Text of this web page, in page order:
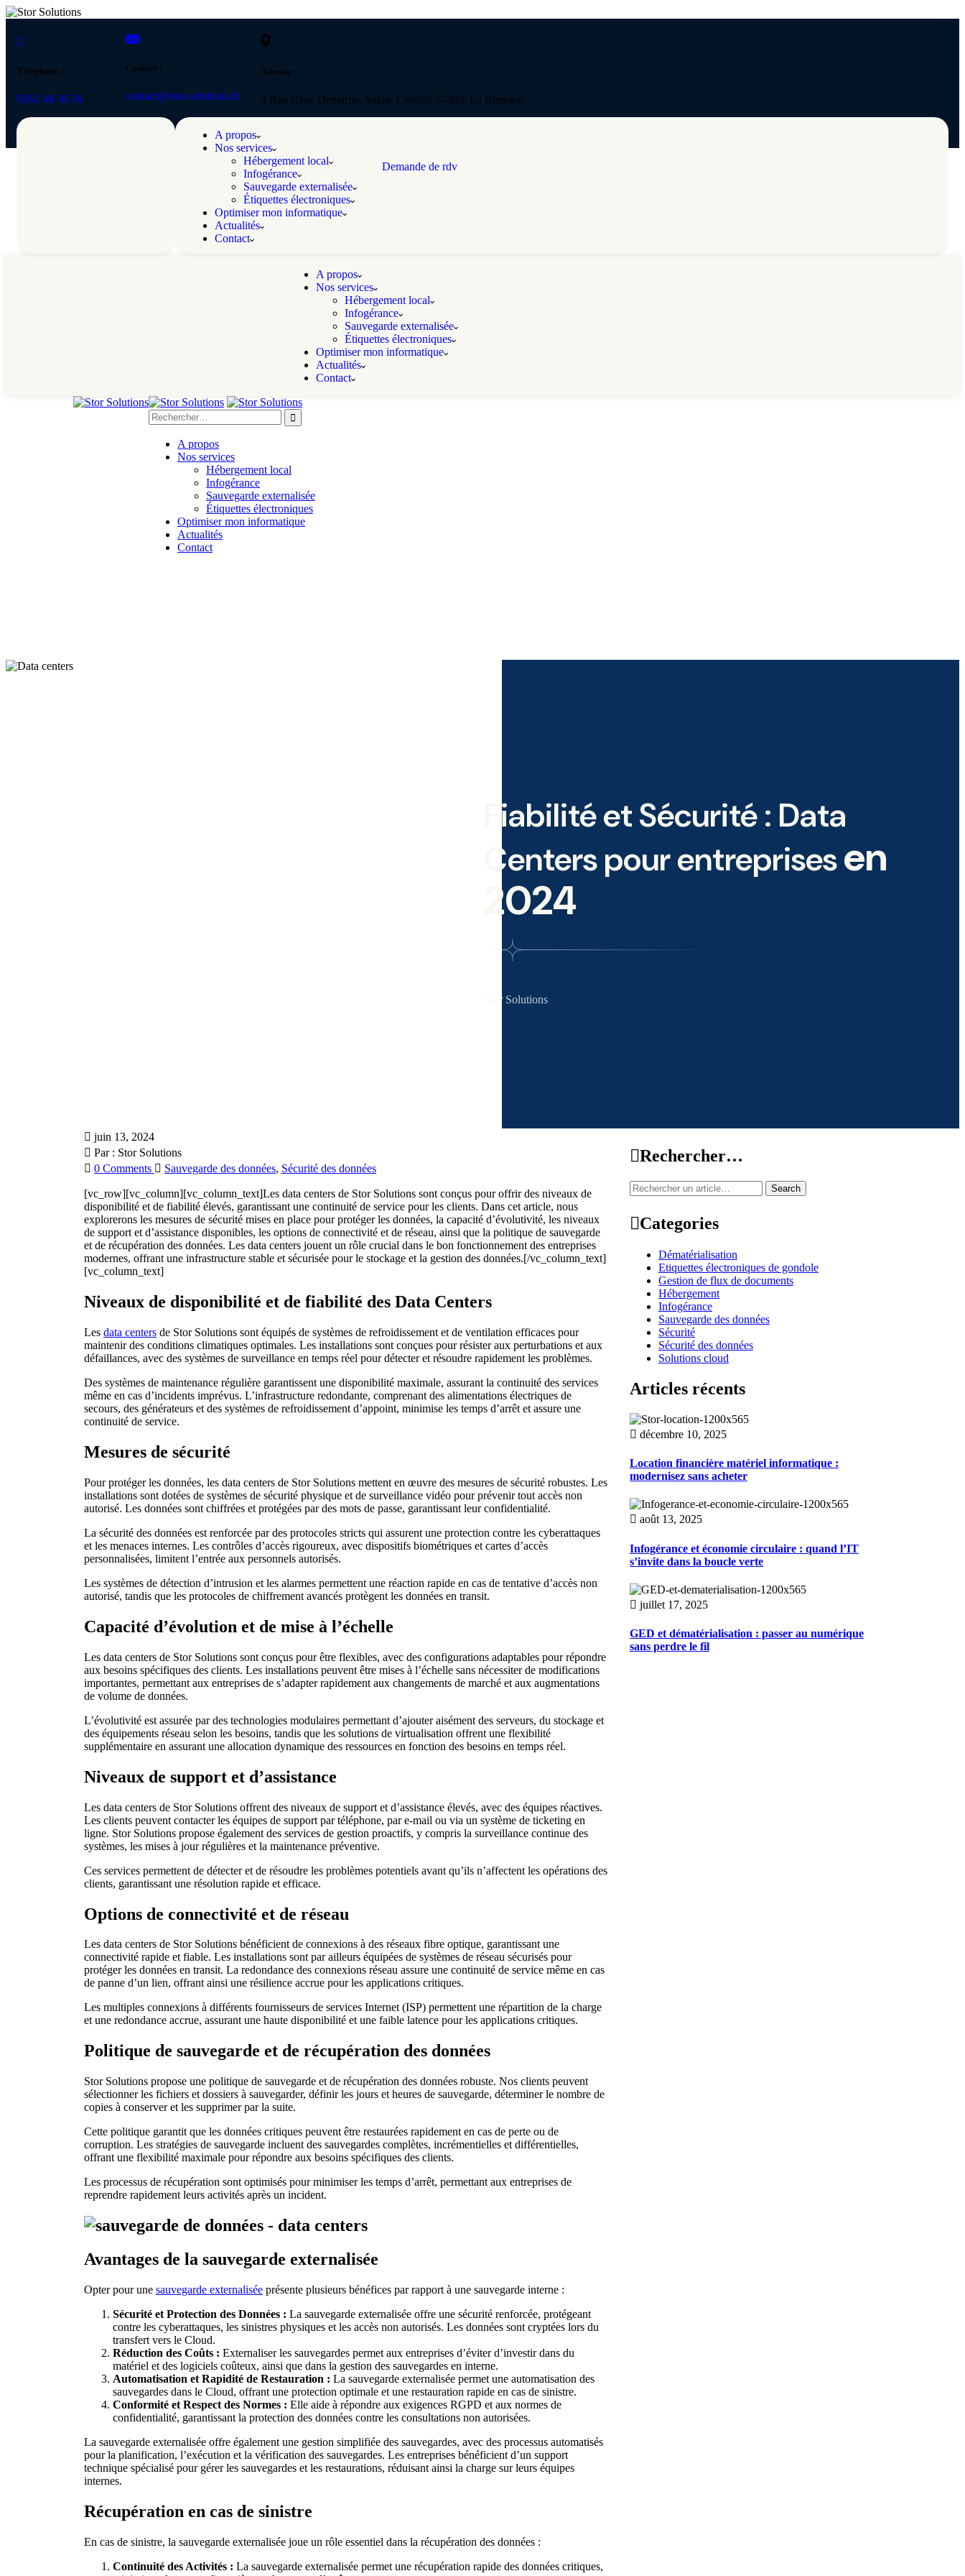
Téléphone :
0262 48 36 36
Contact :
contact@stor-solutions.fr
Adresse :
4 Rue René Demarne, Sainte-Clotilde 97490, La Réunion
A propos
Nos services
Hébergement local
Infogérance
Sauvegarde externalisée
Étiquettes électroniques
Optimiser mon informatique
Actualités
Contact
Demande de rdv
A propos
Nos services
Hébergement local
Infogérance
Sauvegarde externalisée
Étiquettes électroniques
Optimiser mon informatique
Actualités
Contact
A propos
Nos services
Hébergement local
Infogérance
Sauvegarde externalisée
Étiquettes électroniques
Optimiser mon informatique
Actualités
Contact
Fiabilité et Sécurité : Data
Centers pour entreprisesen
2024
Stor Solutions
juin 13, 2024
Par : Stor Solutions
0 Comments
Sauvegarde des données, Sécurité des données
[vc_row][vc_column][vc_column_text]Les data centers de Stor Solutions sont conçus pour offrir des niveaux de
disponibilité et de fiabilité élevés, garantissant une continuité de service pour les clients. Dans cet article, nous
explorerons les mesures de sécurité mises en place pour protéger les données, la capacité d’évolutivité, les niveaux
de support et d’assistance disponibles, les options de connectivité et de réseau, ainsi que la politique de sauvegarde
et de récupération des données. Les data centers jouent un rôle crucial dans le bon fonctionnement des entreprises
modernes, offrant une infrastructure stable et sécurisée pour le stockage et la gestion des données.[/vc_column_text]
[vc_column_text]
Niveaux de disponibilité et de fiabilité des Data Centers
Les data centers de Stor Solutions sont équipés de systèmes de refroidissement et de ventilation efficaces pour
maintenir des conditions climatiques optimales. Les installations sont conçues pour résister aux perturbations et aux
défaillances, avec des systèmes de surveillance en temps réel pour détecter et résoudre rapidement les problèmes.
Des systèmes de maintenance régulière garantissent une disponibilité maximale, assurant la continuité des services
même en cas d’incidents imprévus. L’infrastructure redondante, comprenant des alimentations électriques de
secours, des générateurs et des systèmes de refroidissement d’appoint, minimise les temps d’arrêt et assure une
continuité de service.
Mesures de sécurité
Pour protéger les données, les data centers de Stor Solutions mettent en œuvre des mesures de sécurité robustes. Les
installations sont dotées de systèmes de sécurité physique et de surveillance vidéo pour prévenir tout accès non
autorisé. Les données sont chiffrées et protégées par des mots de passe, garantissant leur confidentialité.
La sécurité des données est renforcée par des protocoles stricts qui assurent une protection contre les cyberattaques
et les menaces internes. Les contrôles d’accès rigoureux, avec dispositifs biométriques et cartes d’accès
personnalisées, limitent l’entrée aux personnels autorisés.
Les systèmes de détection d’intrusion et les alarmes permettent une réaction rapide en cas de tentative d’accès non
autorisé, tandis que les protocoles de chiffrement avancés protègent les données en transit.
Capacité d’évolution et de mise à l’échelle
Les data centers de Stor Solutions sont conçus pour être flexibles, avec des configurations adaptables pour répondre
aux besoins spécifiques des clients. Les installations peuvent être mises à l’échelle sans nécessiter de modifications
importantes, permettant aux entreprises de s’adapter rapidement aux changements de marché et aux augmentations
de volume de données.
L’évolutivité est assurée par des technologies modulaires permettant d’ajouter aisément des serveurs, du stockage et
des équipements réseau selon les besoins, tandis que les solutions de virtualisation offrent une flexibilité
supplémentaire en assurant une allocation dynamique des ressources en fonction des besoins en temps réel.
Niveaux de support et d’assistance
Les data centers de Stor Solutions offrent des niveaux de support et d’assistance élevés, avec des équipes réactives.
Les clients peuvent contacter les équipes de support par téléphone, par e-mail ou via un système de ticketing en
ligne. Stor Solutions propose également des services de gestion proactifs, y compris la surveillance continue des
systèmes, les mises à jour régulières et la maintenance préventive.
Ces services permettent de détecter et de résoudre les problèmes potentiels avant qu’ils n’affectent les opérations des
clients, garantissant une résolution rapide et efficace.
Options de connectivité et de réseau
Les data centers de Stor Solutions bénéficient de connexions à des réseaux fibre optique, garantissant une
connectivité rapide et fiable. Les installations sont par ailleurs équipées de systèmes de réseau sécurisés pour
protéger les données en transit. La redondance des connexions réseau assure une continuité de service même en cas
de panne d’un lien, offrant ainsi une résilience accrue pour les applications critiques.
Les multiples connexions à différents fournisseurs de services Internet (ISP) permettent une répartition de la charge
et une redondance accrue, assurant une haute disponibilité et une faible latence pour les applications critiques.
Politique de sauvegarde et de récupération des données
Stor Solutions propose une politique de sauvegarde et de récupération des données robuste. Nos clients peuvent
sélectionner les fichiers et dossiers à sauvegarder, définir les jours et heures de sauvegarde, déterminer le nombre de
copies à conserver et les supprimer par la suite.
Cette politique garantit que les données critiques peuvent être restaurées rapidement en cas de perte ou de
corruption. Les stratégies de sauvegarde incluent des sauvegardes complètes, incrémentielles et différentielles,
offrant une flexibilité maximale pour répondre aux besoins spécifiques des clients.
Les processus de récupération sont optimisés pour minimiser les temps d’arrêt, permettant aux entreprises de
reprendre rapidement leurs activités après un incident.
Avantages de la sauvegarde externalisée
Opter pour une sauvegarde externalisée présente plusieurs bénéfices par rapport à une sauvegarde interne :
Sécurité et Protection des Données : La sauvegarde externalisée offre une sécurité renforcée, protégeant
contre les cyberattaques, les sinistres physiques et les accès non autorisés. Les données sont cryptées lors du
transfert vers le Cloud.
Réduction des Coûts : Externaliser les sauvegardes permet aux entreprises d’éviter d’investir dans du
matériel et des logiciels coûteux, ainsi que dans la gestion des sauvegardes en interne.
Automatisation et Rapidité de Restauration : La sauvegarde externalisée permet une automatisation des
sauvegardes dans le Cloud, offrant une protection optimale et une restauration rapide en cas de sinistre.
Conformité et Respect des Normes : Elle aide à répondre aux exigences RGPD et aux normes de
confidentialité, garantissant la protection des données contre les consultations non autorisées.
La sauvegarde externalisée offre également une gestion simplifiée des sauvegardes, avec des processus automatisés
pour la planification, l’exécution et la vérification des sauvegardes. Les entreprises bénéficient d’un support
technique spécialisé pour gérer les sauvegardes et les restaurations, réduisant ainsi la charge sur leurs équipes
internes.
Récupération en cas de sinistre
En cas de sinistre, la sauvegarde externalisée joue un rôle essentiel dans la récupération des données :
Continuité des Activités : La sauvegarde externalisée permet une récupération rapide des données critiques,
Rechercher…
Search
Categories
Dématérialisation
Etiquettes électroniques de gondole
Gestion de flux de documents
Hébergement
Infogérance
Sauvegarde des données
Sécurité
Sécurité des données
Solutions cloud
Articles récents
décembre 10, 2025
Location financière matériel informatique :
modernisez sans acheter
août 13, 2025
Infogérance et économie circulaire : quand l’IT
s’invite dans la boucle verte
juillet 17, 2025
GED et dématérialisation : passer au numérique
sans perdre le fil